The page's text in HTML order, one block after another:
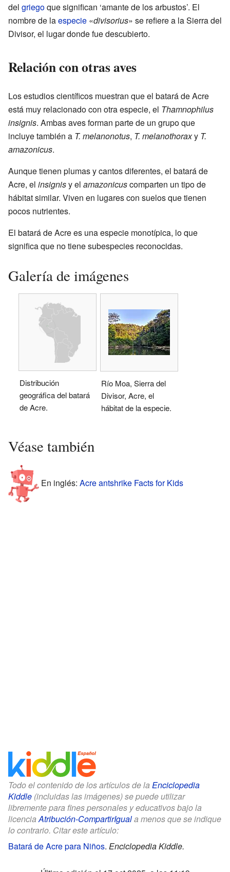
del griegoque significan ‘amante de los arbustos’. El
nombre de laespecie «divisorius» se refiere a la Sierra del
Divisor, el lugar donde fue descubierto.
Relación con otras aves
Los estudios científicos muestran que el batará de Acre
está muy relacionado con otra especie, el Thamnophilus
insignis. Ambas aves forman parte de un grupo que
incluye también a T. melanonotus, T. melanothoraxy T.
amazonicus.
Aunque tienen plumas y cantos diferentes, el batará de
Acre, el insignisy el amazonicuscomparten un tipo de
hábitat similar. Viven en lugares con suelos que tienen
pocos nutrientes.
El batará de Acre es una especie monotípica, lo que
significa que no tiene subespecies reconocidas.
Galería de imágenes
Distribución
geográfica del batará
de Acre.
Río Moa, Sierra del
Divisor, Acre, el
hábitat de la especie.
Véase también
En inglés: Acre antshrike Facts for Kids
Todo el contenido de los artículos de la Enciclopedia
Kiddle (incluidas las imágenes) se puede utilizar
libremente para fines personales y educativos bajo la
licencia Atribución-CompartirIguala menos que se indique
lo contrario. Citar este artículo:
Batará de Acre para Niños. Enciclopedia Kiddle.